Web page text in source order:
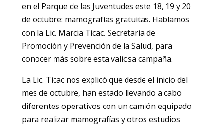
en el Parque de las Juventudes este 18, 19 y 20
de octubre: mamografías gratuitas. Hablamos
con la Lic. Marcia Ticac, Secretaria de
Promoción y Prevención de la Salud, para
conocer más sobre esta valiosa campaña.
La Lic. Ticac nos explicó que desde el inicio del
mes de octubre, han estado llevando a cabo
diferentes operativos con un camión equipado
para realizar mamografías y otros estudios